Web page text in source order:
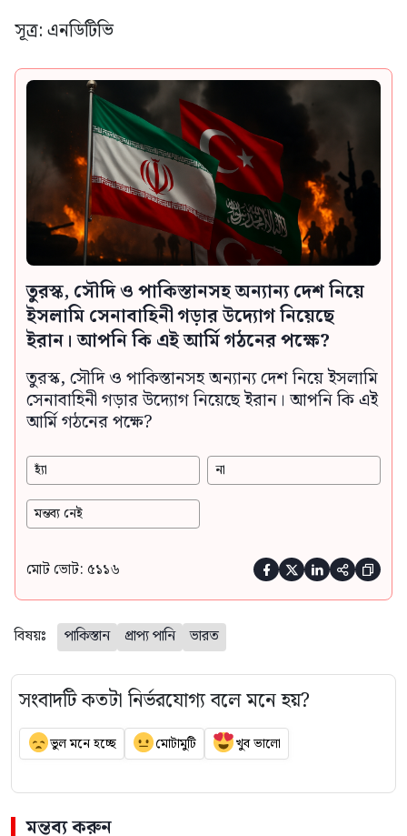
সূত্র: এনডিটিভি
তুরস্ক, সৌদি ও পাকিস্তানসহ অন্যান্য দেশ নিয়ে
ইসলামি সেনাবাহিনী গড়ার উদ্যোগ নিয়েছে
ইরান। আপনি কি এই আর্মি গঠনের পক্ষে?
তুরস্ক, সৌদি ও পাকিস্তানসহ অন্যান্য দেশ নিয়ে ইসলামি
সেনাবাহিনী গড়ার উদ্যোগ নিয়েছে ইরান। আপনি কি এই
আর্মি গঠনের পক্ষে?
হ্যাঁ না
মন্তব্য নেই
মোট ভোট: ৫১১৬     
বিষয়ঃ পাকিস্তান প্রাপ্য পানি ভারত
সংবাদটি কতটা নির্ভরযোগ্য বলে মনে হয়?
ভুল মনে হচ্ছে মোটামুটি খুব ভালো
মন্তব্য করুন